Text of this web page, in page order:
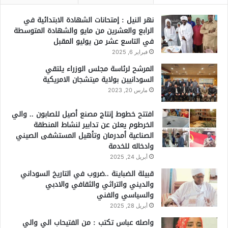
نهر النيل : إمتحانات الشهادة الابتدائية في
الرابع والعشرين من مايو والشهادة المتوسطة
في التاسع عشر من يوليو المقبل
فبراير 6, 2025
المرشح لرئاسة مجلس الوزراء يلتقي
السودانيين بولاية ميتشجان الامريكية
مارس 20, 2023
افتتح خطوط إنتاج مصنع أصيل للصابون .. والي
الخرطوم يعلن عن تدابير لنشاط المنطقة
الصناعية أمدرمان وتأهيل المستشفى الصيني
وادخاله للخدمة
أبريل 24, 2025
قبيلة الضباينة ..ضروب في التاريخ السوداني
والديني والتراثي والثقافي والادبي
والسياسي والفني
أبريل 28, 2025
واصله عباس تكتب : من الفتيحاب الي والي